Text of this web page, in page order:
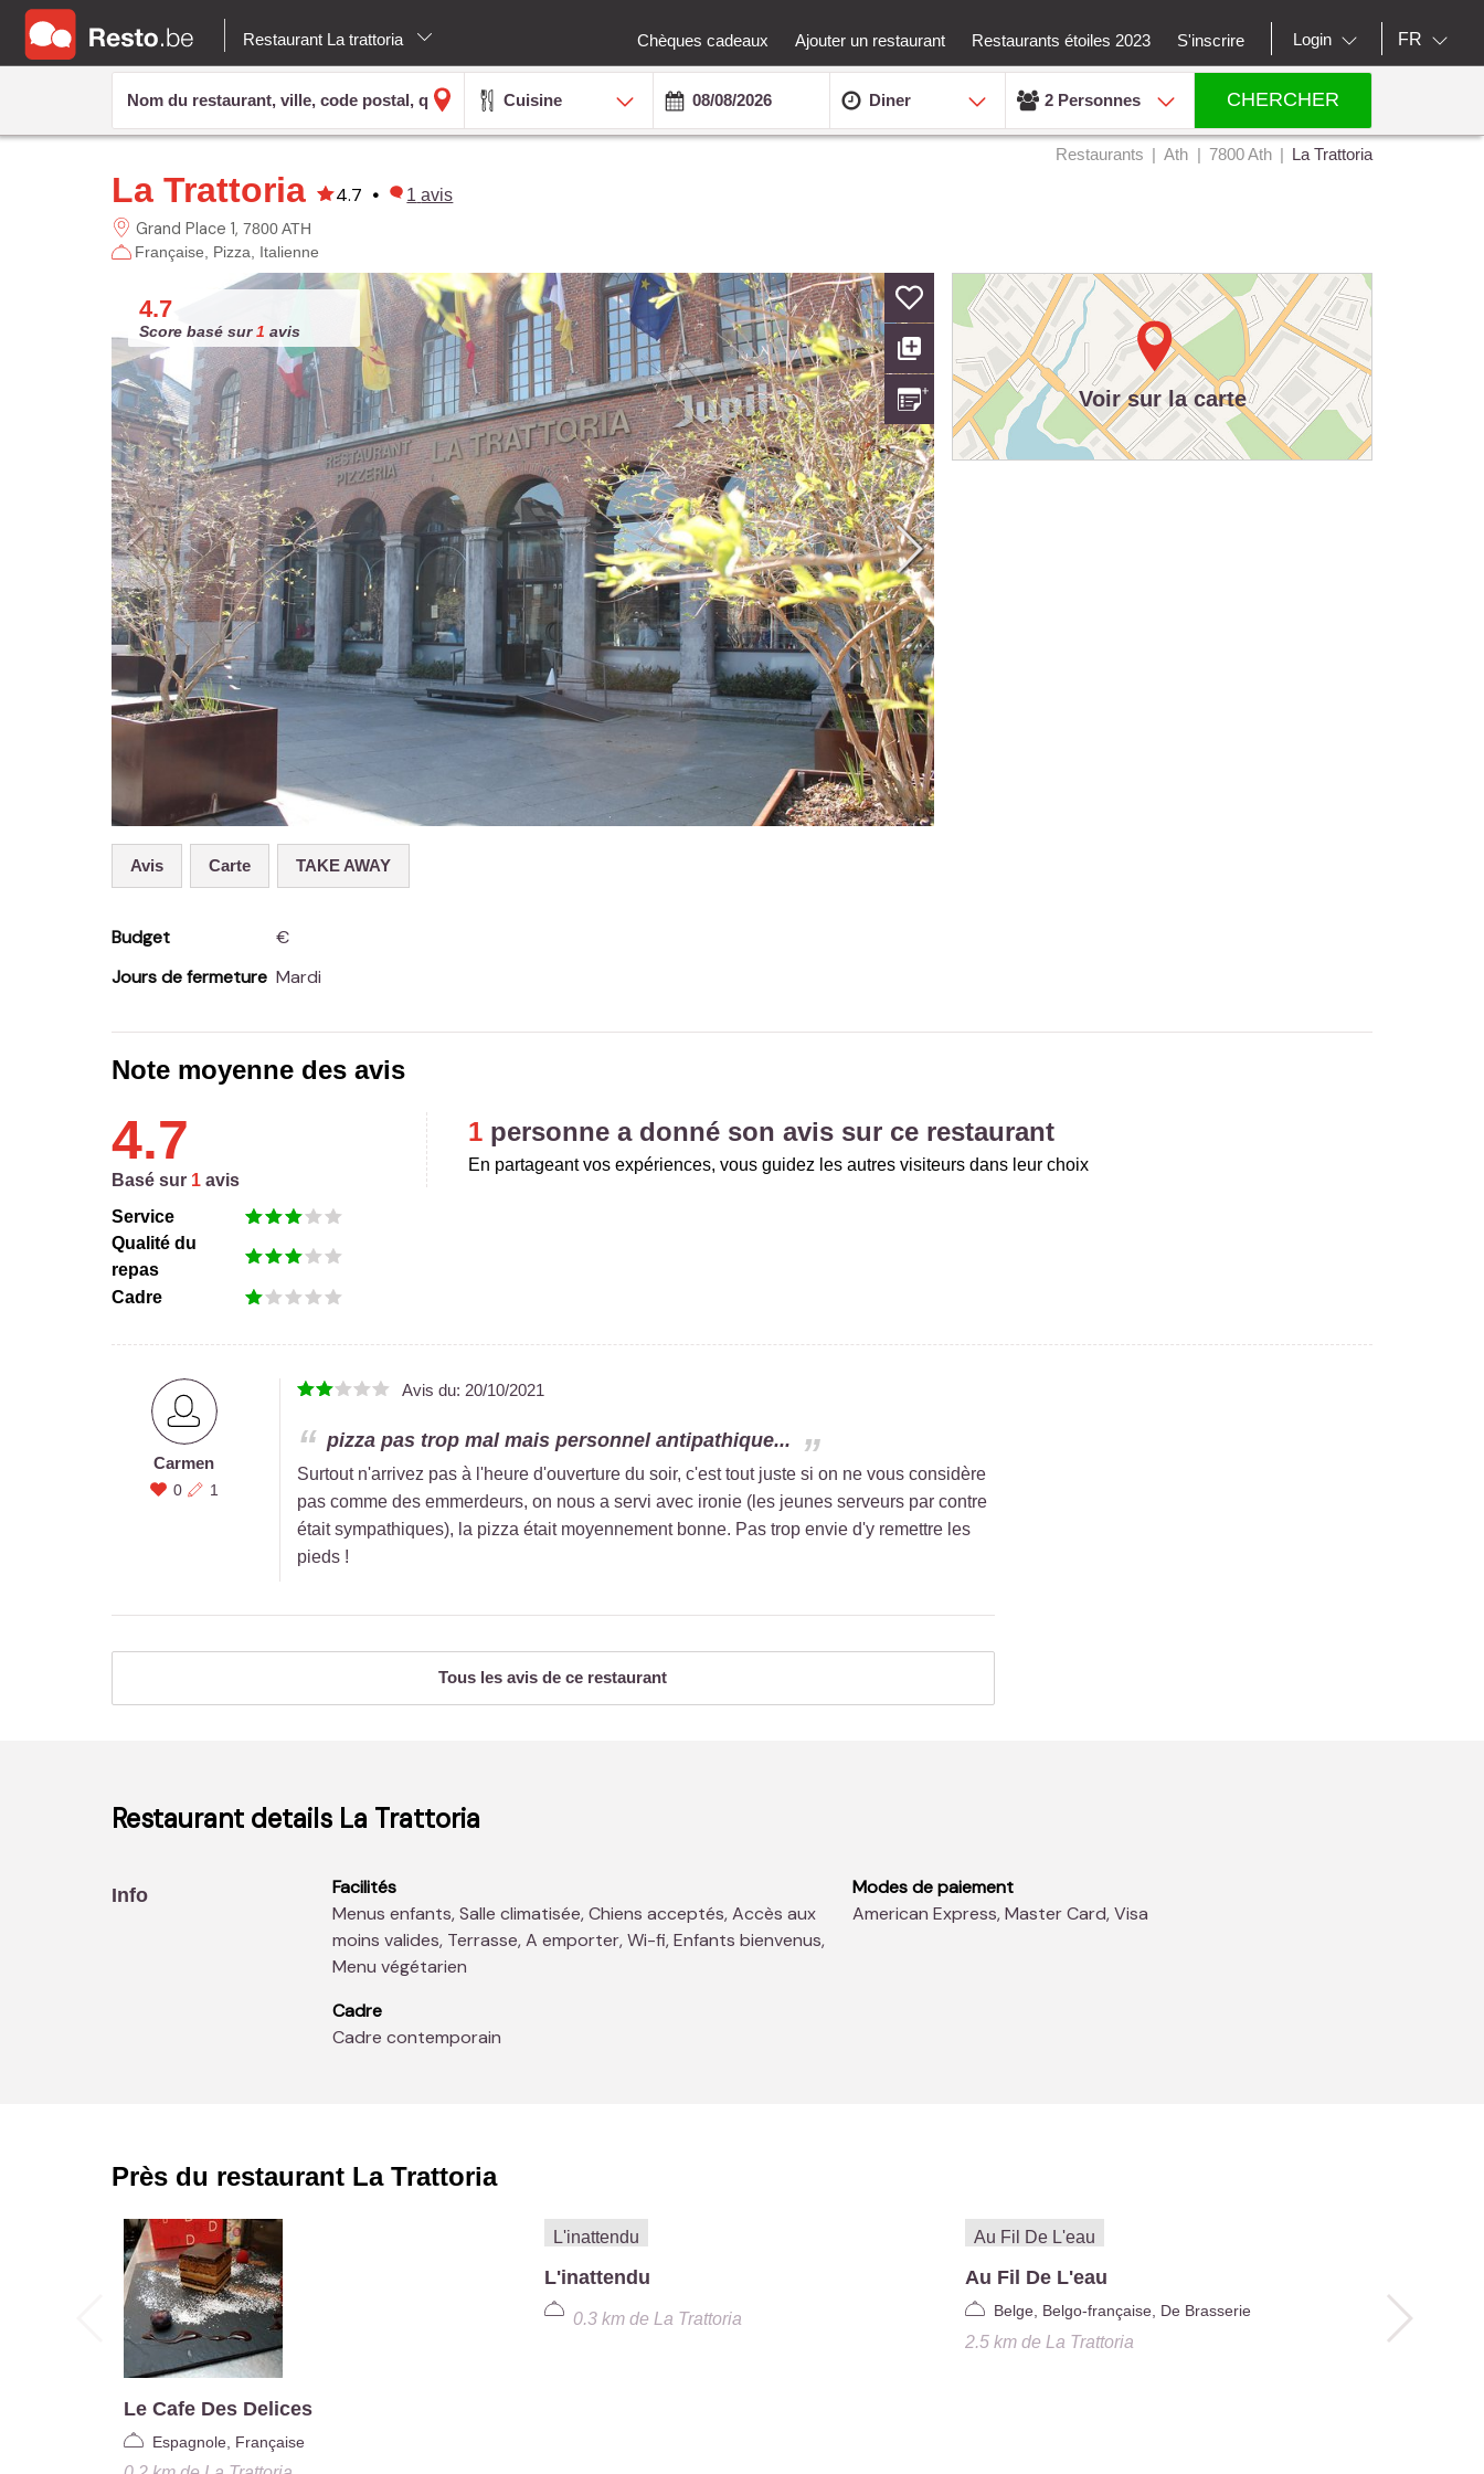
Restaurant La trattoria Chèques cadeaux Ajouter un restaurant Restaurants étoiles 2023 S'inscrire Login FR
Cuisine Diner 2 Personnes CHERCHER
Restaurants Ath 7800 Ath La Trattoria
La Trattoria 4.7 • 1 avis
Grand Place 1 7800 ATH
Française
Pizza Italienne
4.7
Score basé sur1 avis
Avis carte TAKE AWAY
Budget
€
Jours de fermeture
Mardi
Voir sur la carte
Note moyenne des avis
4.7
Basé sur 1 avis
Service
Qualité du
repas
Cadre
1 personne a donné son avis sur ce restaurant
En partageant vos expériences, vous guidez les autres visiteurs dans leur choix
Carmen
0 1
Avis du: 20/10/2021
pizza pas trop mal mais personnel antipathique...
Surtout n'arrivez pas à l'heure d'ouverture du soir, c'est tout juste si on ne vous considère
pas comme des emmerdeurs, on nous a servi avec ironie (les jeunes serveurs par contre
était sympathiques), la pizza était moyennement bonne. Pas trop envie d'y remettre les
pieds !
Tous les avis de ce restaurant
Restaurant details La Trattoria
Info
Facilités
Menus enfants, Salle climatisée, Chiens acceptés, Accès aux
moins valides, Terrasse, A emporter, Wi-fi, Enfants bienvenus,
Menu végétarien
Cadre
Cadre contemporain
Modes de paiement
American Express, Master Card, Visa
Près du restaurant La Trattoria
Le Cafe Des Delices
Espagnole, Française
L'inattendu
0.3 kmde La Trattoria
Au Fil De L'eau
Belge, Belgo-française, De Brasserie
2.5 kmde La Trattoria 9.2 km